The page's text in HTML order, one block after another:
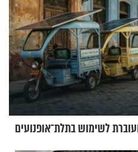
לשימוש בתלת־אופנועים